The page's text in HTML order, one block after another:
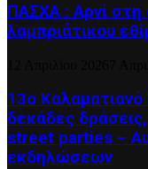
ΠΑΣΧΑ : Αρνί στη
λαμπριάτικου
13ο
δεκάδες
street parties –
εκδηλώσεων